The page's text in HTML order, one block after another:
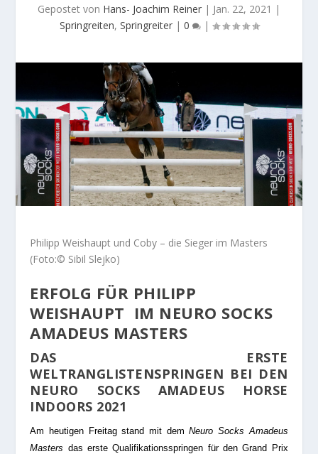
Gepostet von Hans- Joachim Reiner | Jan. 22, 2021 |
Springreiten, Springreiter| 0 |
Philipp Weishaupt und Coby – die Sieger im Masters
(Foto:© Sibil Slejko)
ERFOLG FÜR PHILIPP
WEISHAUPT IM NEURO SOCKS
AMADEUS MASTERS
DAS ERSTE
WELTRANGLISTENSPRINGEN BEI DEN
NEURO SOCKS AMADEUS HORSE
INDOORS 2021
Am heutigen Freitag stand mit demNeuro Socks Amadeus
Masters das erste Qualifikationsspringen für den Grand Prix